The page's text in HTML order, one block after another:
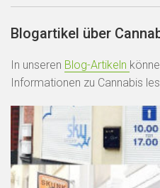
Blogartikel über
In unseren Blog-Artikeln
Informationen zu Cannabis